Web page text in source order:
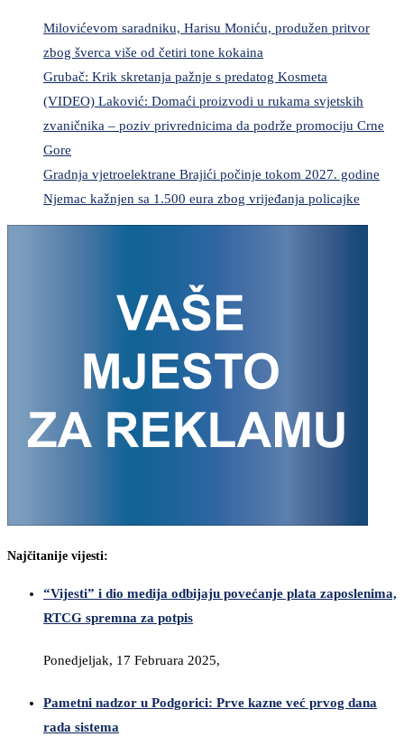
Milovićevom saradniku, Harisu Moniću, produžen pritvor
zbog šverca više od četiri tone kokaina
Grubač: Krik skretanja pažnje s predatog Kosmeta
(VIDEO) Laković: Domaći proizvodi u rukama svjetskih
zvaničnika – poziv privrednicima da podrže promociju Crne
Gore
Gradnja vjetroelektrane Brajići počinje tokom 2027. godine
Njemac kažnjen sa 1.500 eura zbog vrijeđanja policajke
Najčitanije vijesti:
“Vijesti” i dio medija odbijaju povećanje plata zaposlenima,
RTCG spremna za potpis
Ponedjeljak, 17 Februara 2025,
Pametni nadzor u Podgorici: Prve kazne već prvog dana
rada sistema